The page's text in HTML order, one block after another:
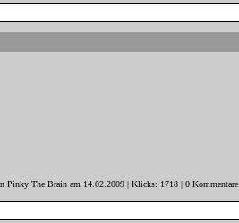
Pinky The Brain am 14.02.2009 | Klicks: 1718 | 0 Kommentare